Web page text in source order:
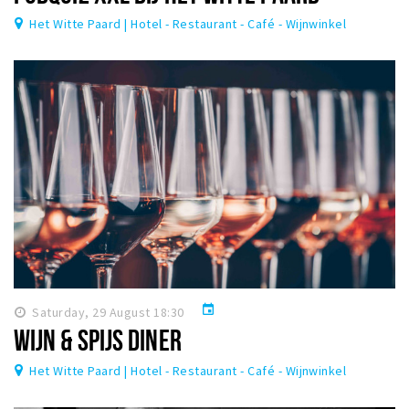
Het Witte Paard | Hotel - Restaurant - Café - Wijnwinkel
Saturday, 29 August 18:30 event
WIJN & SPIJS DINER
Het Witte Paard | Hotel - Restaurant - Café - Wijnwinkel